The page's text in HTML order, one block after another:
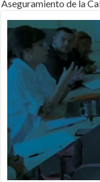
Aseguramiento de la